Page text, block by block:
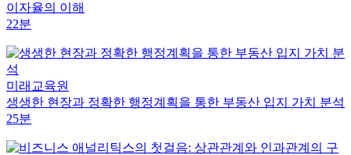
이자율의 이해
22분
미래교육원
생생한 현장과 정확한 행정계획을 통한 부동산 입지 가치 분석
25분